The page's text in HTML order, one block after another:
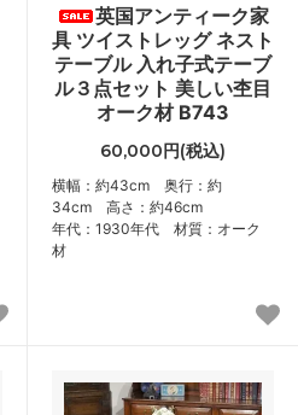
英国アンティーク家
具 ツイストレッグ ネスト
テーブル 入れ子式テーブ
ル３点セット 美しい杢目
オーク材 B743
60,000円(税込)
横幅：約43cm 奥行：約
34cm 高さ：約46cm
年代：1930年代 材質：オーク
材